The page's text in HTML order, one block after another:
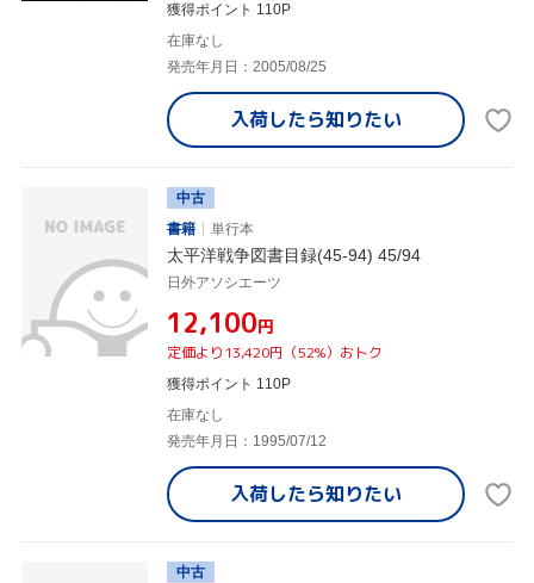
獲得ポイント 110P
在庫なし
発売年月日：2005/08/25
入荷したら知りたい
中古
書籍
単行本
太平洋戦争図書目録(45-94) 45/94
日外アソシエーツ
¥12,100円
定価より13,420円（52%）おトク
獲得ポイント 110P
在庫なし
発売年月日：1995/07/12
入荷したら知りたい
中古